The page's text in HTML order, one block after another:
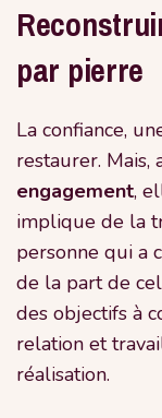
par pierre
La confiance,
restaurer. Mais,
engagement,
implique de la
personne qui a
de la part de
des objectifs à
relation et
réalisation.